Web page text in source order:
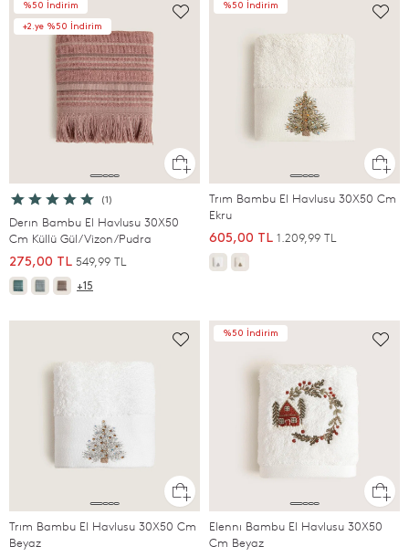
%50 İndirim
+2.ye %50 İndirim
(1)
Derın Bambu El Havlusu 30X50
Cm Küllü Gül/Vizon/Pudra
275,00 TL 549,99 TL
+15
%50 İndirim
Trım Bambu El Havlusu 30X50 Cm
Ekru
605,00 TL 1.209,99 TL
Trım Bambu El Havlusu 30X50 Cm
Beyaz
%50 İndirim
Elennı Bambu El Havlusu 30X50
Cm Beyaz